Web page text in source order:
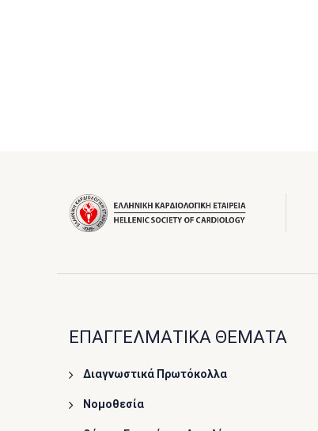
ΕΠΑΓΓΕΛΜΑΤΙΚΑ ΘΕΜΑΤΑ
Διαγνωστικά Πρωτόκολλα
Νομοθεσία